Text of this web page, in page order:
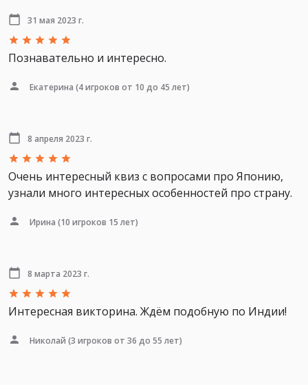
31 мая 2023 г.
Познавательно и интересно.
Екатерина (4 игроков от 10 до 45 лет)
8 апреля 2023 г.
Очень интересный квиз с вопросами про Японию,
узнали много интересных особенностей про страну.
Ирина (10 игроков 15 лет)
8 марта 2023 г.
Интересная викторина. Ждём подобную по Индии!
Николай (3 игроков от 36 до 55 лет)